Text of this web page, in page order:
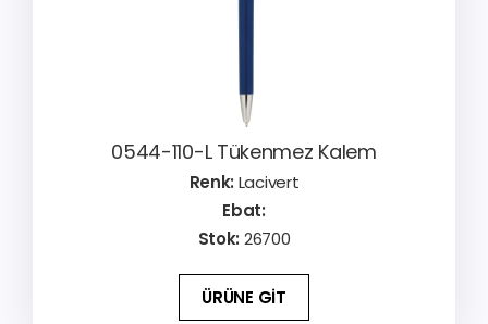
0544-110-L Tükenmez Kalem
Renk: Lacivert
Ebat:
Stok: 26700
ÜRÜNE GİT